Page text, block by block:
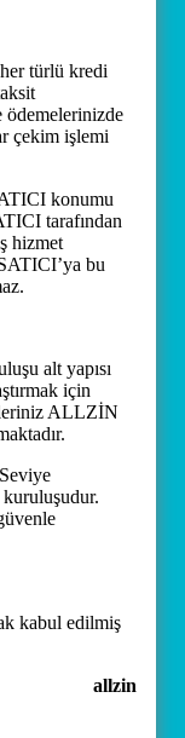
türlü kredi
ödemelerinizde
çekim işlemi
konumu
tarafından
hizmet
bu
alt yapısı
için
ALLZİN
kabul edilmiş
allzin